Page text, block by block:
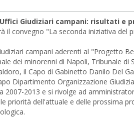
Giudiziari campani: risultati e
convegno "La seconda iniziativa
campani aderenti al "Progetto
dei minorenni di Napoli, Tribunale di
il Capo di Gabinetto Danilo Del
Dipartimento Organizzazione
2007-2013 e si rivolge ad
priorità dell'attuale e delle prossima